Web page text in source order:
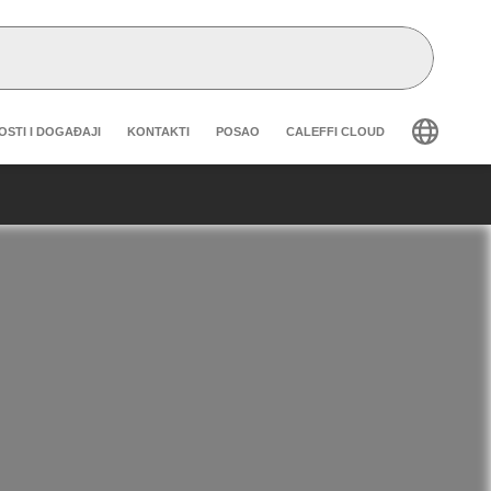
secondary navigation
I DOGAĐAJI KONTAKTI POSAO CALEFFI CLOUD